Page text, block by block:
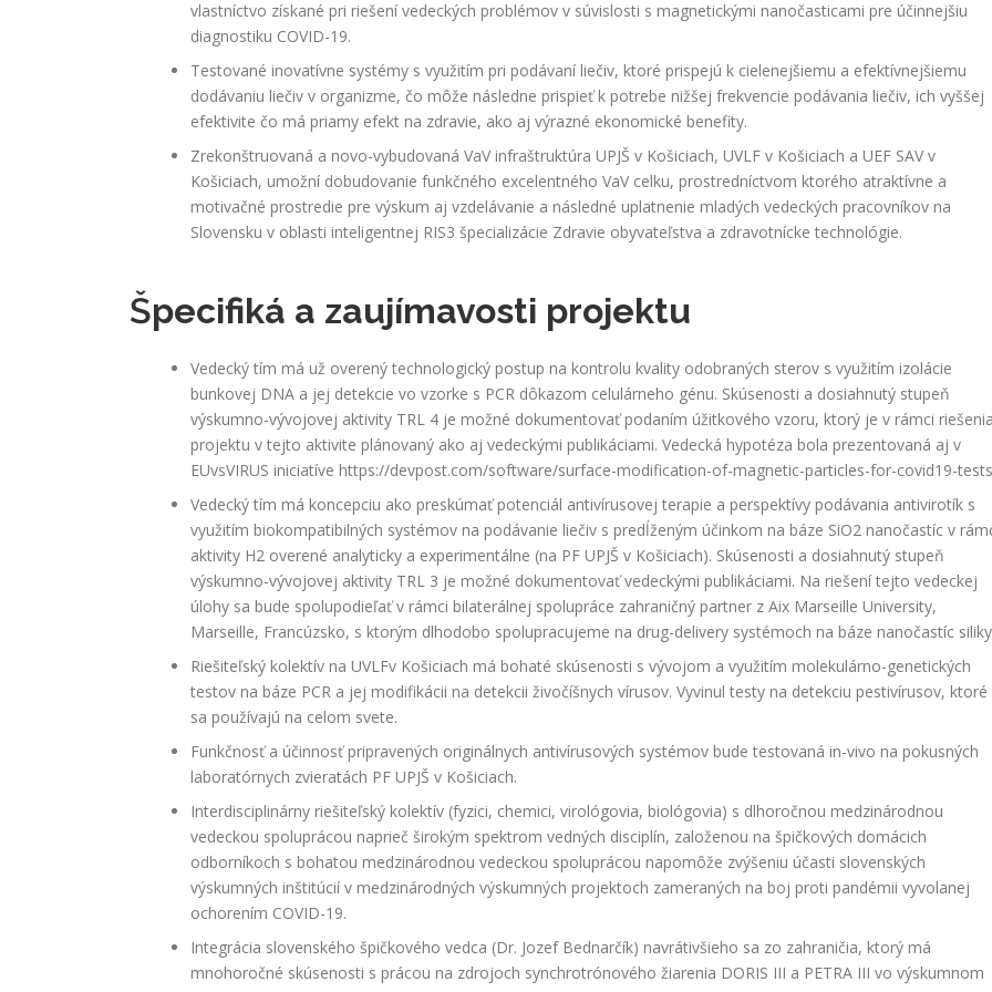
vlastníctvo získané pri riešení vedeckých problémov v súvislosti s magnetickými nanočasticami pre účinnejšiu
diagnostiku COVID-19.
Testované inovatívne systémy s využitím pri podávaní liečiv, ktoré prispejú k cielenejšiemu a efektívnejšiemu
dodávaniu liečiv v organizme, čo môže následne prispieť k potrebe nižšej frekvencie podávania liečiv, ich vyššej
efektivite čo má priamy efekt na zdravie, ako aj výrazné ekonomické benefity.
Zrekonštruovaná a novo-vybudovaná VaV infraštruktúra UPJŠ v Košiciach, UVLF v Košiciach a UEF SAV v
Košiciach, umožní dobudovanie funkčného excelentného VaV celku, prostredníctvom ktorého atraktívne a
motivačné prostredie pre výskum aj vzdelávanie a následné uplatnenie mladých vedeckých pracovníkov na
Slovensku v oblasti inteligentnej RIS3 špecializácie Zdravie obyvateľstva a zdravotnícke technológie.
Špecifiká a zaujímavosti projektu
Vedecký tím má už overený technologický postup na kontrolu kvality odobraných sterov s využitím izolácie
bunkovej DNA a jej detekcie vo vzorke s PCR dôkazom celulárneho génu. Skúsenosti a dosiahnutý stupeň
výskumno-vývojovej aktivity TRL 4 je možné dokumentovať podaním úžitkového vzoru, ktorý je v rámci riešenia
projektu v tejto aktivite plánovaný ako aj vedeckými publikáciami. Vedecká hypotéza bola prezentovaná aj v
EUvsVIRUS iniciatíve https://devpost.com/software/surface-modification-of-magnetic-particles-for-covid19-
Vedecký tím má koncepciu ako preskúmať potenciál antivírusovej terapie a perspektívy podávania antivirotík s
využitím biokompatibilných systémov na podávanie liečiv s predĺženým účinkom na báze SiO2 nanočastíc v
aktivity H2 overené analyticky a experimentálne (na PF UPJŠ v Košiciach). Skúsenosti a dosiahnutý stupeň
výskumno-vývojovej aktivity TRL 3 je možné dokumentovať vedeckými publikáciami. Na riešení tejto vedeckej
úlohy sa bude spolupodieľať v rámci bilaterálnej spolupráce zahraničný partner z Aix Marseille University,
Marseille, Francúzsko, s ktorým dlhodobo spolupracujeme na drug-delivery systémoch na báze nanočastíc
Riešiteľský kolektív na UVLFv Košiciach má bohaté skúsenosti s vývojom a využitím molekulárno-genetických
testov na báze PCR a jej modifikácii na detekcii živočíšnych vírusov. Vyvinul testy na detekciu pestivírusov, ktoré
sa používajú na celom svete.
Funkčnosť a účinnosť pripravených originálnych antivírusových systémov bude testovaná in-vivo na pokusných
laboratórnych zvieratách PF UPJŠ v Košiciach.
Interdisciplinárny riešiteľský kolektív (fyzici, chemici, virológovia, biológovia) s dlhoročnou medzinárodnou
vedeckou spoluprácou naprieč širokým spektrom vedných disciplín, založenou na špičkových domácich
odborníkoch s bohatou medzinárodnou vedeckou spoluprácou napomôže zvýšeniu účasti slovenských
výskumných inštitúcií v medzinárodných výskumných projektoch zameraných na boj proti pandémii vyvolanej
ochorením COVID-19.
Integrácia slovenského špičkového vedca (Dr. Jozef Bednarčík) navrátivšieho sa zo zahraničia, ktorý má
mnohoročné skúsenosti s prácou na zdrojoch synchrotrónového žiarenia DORIS III a PETRA III vo výskumnom